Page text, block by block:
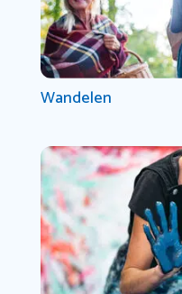
Wandelen